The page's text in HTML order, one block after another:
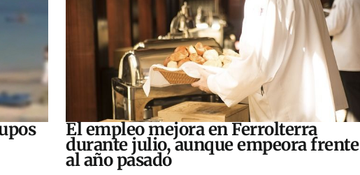
El empleo mejora en Ferrolterra
durante julio, aunque empeora frente
al año pasado